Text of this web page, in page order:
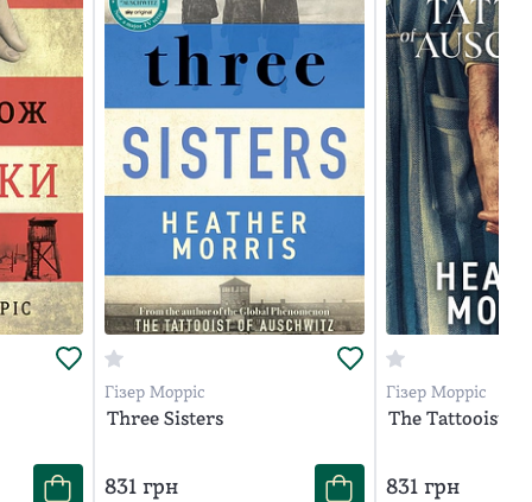
Гізер Морріс
Three Sisters
831 грн
Гізер Морріс
The Tattooist
831грн